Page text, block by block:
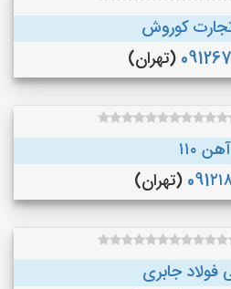
کوروش
(تهران)
آهن ۱۱۰
(تهران)
فولاد جابری